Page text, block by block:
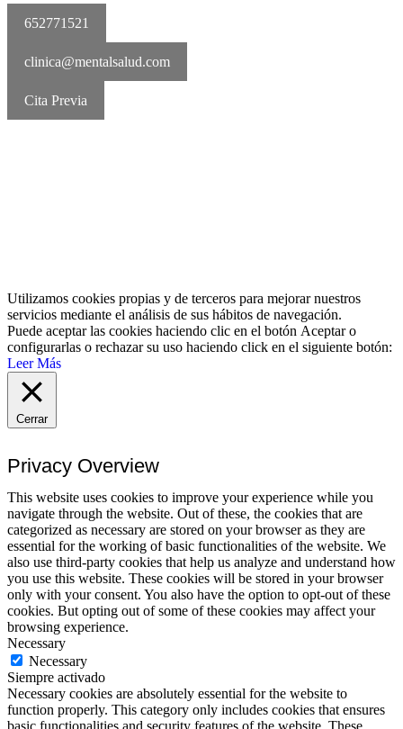
652771521
clinica@mentalsalud.com
Cita Previa
Utilizamos cookies propias y de terceros para mejorar nuestros
servicios mediante el análisis de sus hábitos de navegación.
Puede aceptar las cookies haciendo clic en el botón Aceptaro
configurarlas o rechazar su uso haciendo click en el siguiente botón:
Leer Más
Cerrar
Privacy Overview
This website uses cookies to improve your experience while you
navigate through the website. Out of these, the cookies that are
categorized as necessary are stored on your browser as they are
essential for the working of basic functionalities of the website. We
also use third-party cookies that help us analyze and understand how
you use this website. These cookies will be stored in your browser
only with your consent. You also have the option to opt-out of these
cookies. But opting out of some of these cookies may affect your
browsing experience.
Necessary
Necessary
Siempre activado
Necessary cookies are absolutely essential for the website to
function properly. This category only includes cookies that ensures